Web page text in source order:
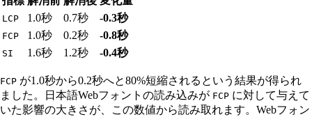
LCP 1.0秒 0.7秒 -0.3秒
FCP 1.0秒 0.2秒 -0.8秒
SI 1.6秒 1.2秒 -0.4秒
FCP が1.0秒から0.2秒へと80%短縮されるという結果が得られ
ました。日本語Webフォントの読み込みが FCP に対して与えて
いた影響の大きさが、この数値から読み取れます。Webフォン